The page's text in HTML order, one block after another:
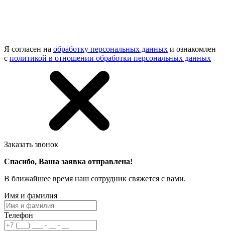
Я согласен на обработку персональных данных и ознакомлен
с политикой в отношении обработки персональных данных
Заказать звонок
Спасибо, Ваша заявка отправлена!
В ближайшее время наш сотрудник свяжется с вами.
Имя и фамилия
Телефон